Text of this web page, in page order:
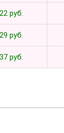
22 руб.
29 руб.
37 руб.